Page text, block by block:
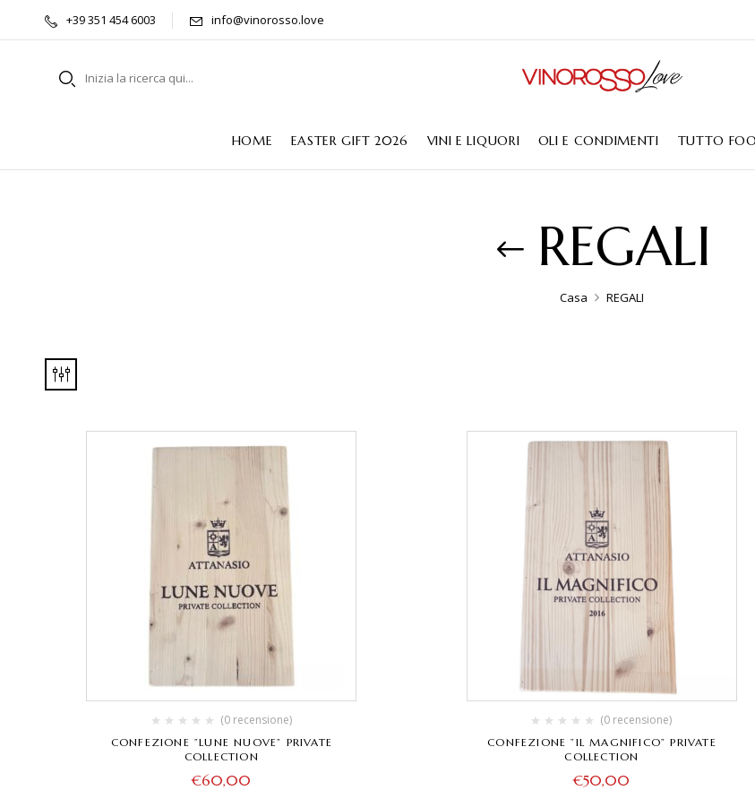
+39 351 454 6003 info@vinorosso.love
HOME EASTER GIFT 2026 VINI E LIQUORI OLI E CONDIMENTI TUTTO
REGALI
Casa REGALI
(0 recensione)
CONFEZIONE ”LUNE NUOVE” PRIVATE
COLLECTION
€60,00
(0 recensione)
CONFEZIONE ”IL MAGNIFICO” PRIVATE
COLLECTION
€50,00